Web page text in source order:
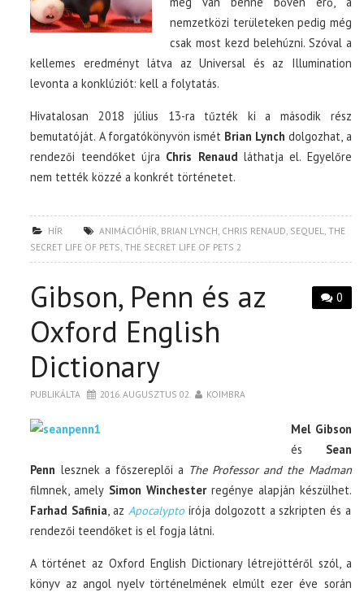
nemzetközi területeken pedig még
csak most kezd belehúzni. Szóval a
kellemes eredményt látva az Universal és az Illumination
levonta a konklúziót: kell a folytatás.
Hivatalosan 2018 július 13-ra tűzték ki a második rész
bemutatóját. A forgatókönyvön ismét Brian Lynch dolgozhat, a
rendezői teendőket újra Chris Renaud láthatja el. Egyelőre
nem tették közzé a konkrét történetet.
HÍR ANIMÁCIÓHÍR BRIAN LYNCH CHRIS RENAUD SEQUEL ,THE
SECRET LIFE OF PETS ,THE SECRET LIFE OF PETS 2
0
Gibson, Penn és az
Oxford English
Dictionary
PUBLIKÁLTA 2016. AUGUSZTUS 02. KOIMBRA
Mel Gibson
és Sean
Penn lesznek a főszereplői a The Professor and the Madman
filmnek, amely Simon Winchesterregénye alapján készülhet.
Farhad Safinia , az Apocalyptoírója dolgozott a szkripten és a
rendezői teendőket is el fogja látni.
A történet az Oxford English Dictionary létrejöttéről szól, a
könyv az angol nyelv történelmének elmúlt ezer éve során